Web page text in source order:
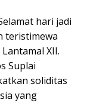
hari jadi
teristimewa
XII.
Suplai
soliditas
yang